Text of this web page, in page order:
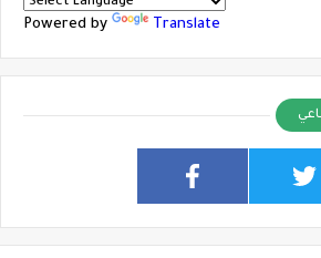
Powered by Translate